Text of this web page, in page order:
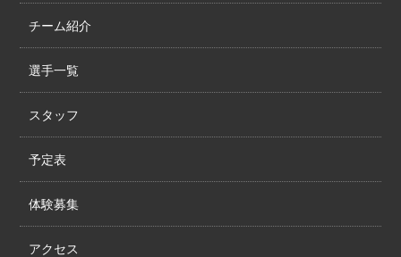
チーム紹介
選手一覧
スタッフ
予定表
体験募集
アクセス